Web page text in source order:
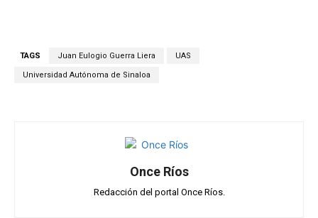
A
b
o
gr
a
p
TAGS Juan Eulogio Guerra Liera UAS
Universidad Autónoma de Sinaloa
Once Ríos
Redacción del portal Once Ríos.